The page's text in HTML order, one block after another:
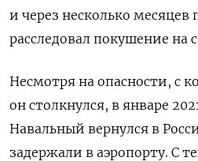
и через несколько месяцев
расследовал покушение на
Несмотря на опасности, с
он столкнулся, в январе
Навальный вернулся в
задержали в аэропорту. С